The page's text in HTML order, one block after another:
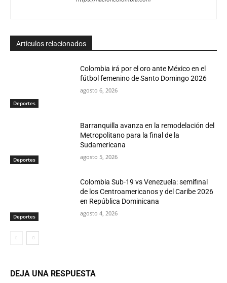
Articulos relacionados
Deportes
Colombia irá por el oro ante México en el
fútbol femenino de Santo Domingo 2026
agosto 6, 2026
Deportes
Barranquilla avanza en la remodelación del
Metropolitano para la final de la
Sudamericana
agosto 5, 2026
Deportes
Colombia Sub-19 vs Venezuela: semifinal
de los Centroamericanos y del Caribe 2026
en República Dominicana
agosto 4, 2026
DEJA UNA RESPUESTA